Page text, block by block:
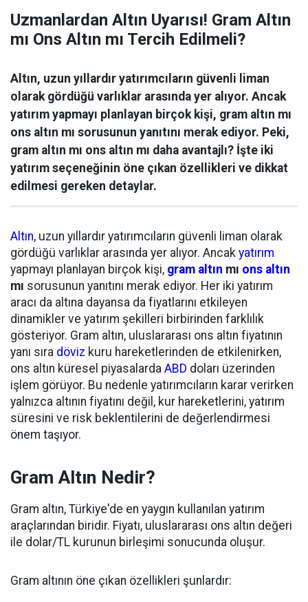
Uzmanlardan Altın Uyarısı! Gram Altın
mı Ons Altın mı Tercih Edilmeli?
Altın, uzun yıllardır yatırımcıların güvenli liman
olarak gördüğü varlıklar arasında yer alıyor. Ancak
yatırım yapmayı planlayan birçok kişi, gram altın mı
ons altın mı sorusunun yanıtını merak ediyor. Peki,
gram altın mı ons altın mı daha avantajlı? İşte iki
yatırım seçeneğinin öne çıkan özellikleri ve dikkat
edilmesi gereken detaylar.
Altın, uzun yıllardır yatırımcıların güvenli liman olarak
gördüğü varlıklar arasında yer alıyor. Ancak yatırım
yapmayı planlayan birçok kişi, gram altın mı ons altın
mı sorusunun yanıtını merak ediyor. Her iki yatırım
aracı da altına dayansa da fiyatlarını etkileyen
dinamikler ve yatırım şekilleri birbirinden farklılık
gösteriyor. Gram altın, uluslararası ons altın fiyatının
yanı sıra döviz kuru hareketlerinden de etkilenirken,
ons altın küresel piyasalarda ABD doları üzerinden
işlem görüyor. Bu nedenle yatırımcıların karar verirken
yalnızca altının fiyatını değil, kur hareketlerini, yatırım
süresini ve risk beklentilerini de değerlendirmesi
önem taşıyor.
Gram Altın Nedir?
Gram altın, Türkiye'de en yaygın kullanılan yatırım
araçlarından biridir. Fiyatı, uluslararası ons altın değeri
ile dolar/TL kurunun birleşimi sonucunda oluşur.
Gram altının öne çıkan özellikleri şunlardır: